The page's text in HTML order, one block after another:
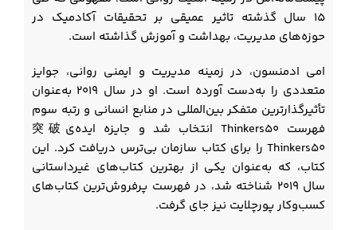
۱۵ سال گذشته تاثیر عمیقی بر تحقیقات آکادمیک در
حوزه‌های مدیریت، بهداشت و آموزش گذاشته است.
امی ادمنسون، در زمینه مدیریت و ایمنی روانی، جوایز
متعددی را به‌دست آورده است. او در سال ۲۰۱۹ به‌عنوان
تأثیرگذارترین متفکر بین‌المللی در منابع انسانی و رتبه سوم
فهرست Thinkers50 انتخاب شد و جایزه ایده‌ی突破
Thinkers50 را برای کتاب سازمان بی‌ترس دریافت کرد. این
کتاب، که به‌عنوان یکی از بهترین کتاب‌های غیرداستانی
سال ۲۰۱۹ شناخته شد، در فهرست پرفروش‌ترین کتاب‌های
کسب‌وکار پورچلایت نیز جای گرفت.